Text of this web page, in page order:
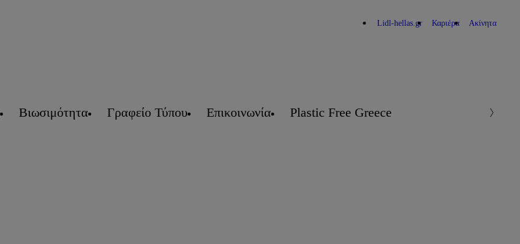
Lidl-hellas.gr Καριέρα Ακίνητα
Βιωσιμότητα Γραφείο Τύπου Επικοινωνία Plastic Free Greece